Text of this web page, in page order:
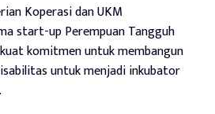
Koperasi dan UKM
start-up Perempuan Tangguh
komitmen untuk membangun
untuk menjadi inkubator